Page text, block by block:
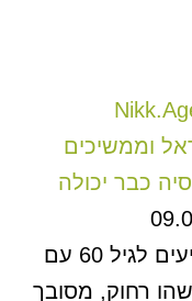
60+ בישראל וממשיכים
כבר יכולה
רבים מתושבי ישראל מגיעים לגיל 60 עם
רחוק, מסובך